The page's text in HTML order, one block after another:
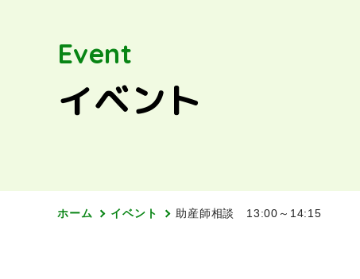
Event
イベント
ホーム イベント 助産師相談 13:00～14:15